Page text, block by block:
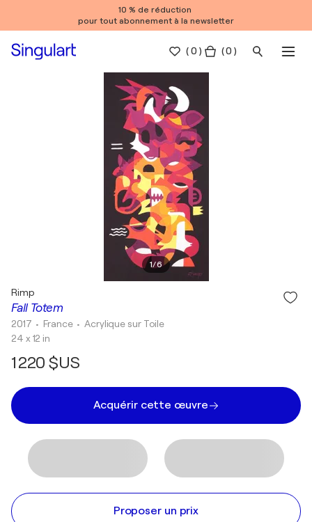
10 % de réduction
pour tout abonnement à la newsletter
(0 ) ( 0 )
1/6
Fall Totem
Rimp
2017 • France •Acrylique sur Toile
24 x 12 in
1 220 $US
Acquérir cette œuvre
Proposer un prix